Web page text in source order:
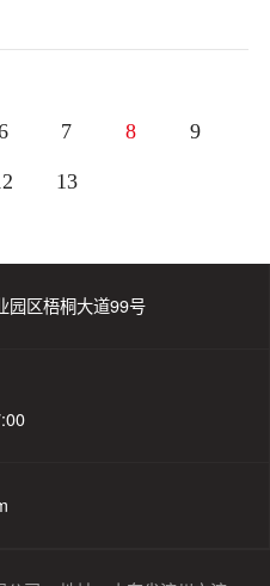
7 8 9
13
园区梧桐大道99号